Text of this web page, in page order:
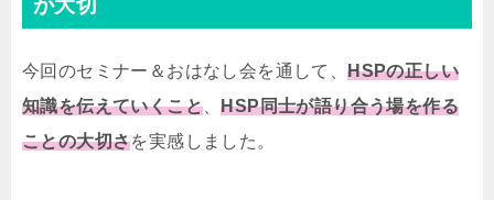
今回のセミナー＆おはなし会を通して、HSPの正しい
知識を伝えていくこと 、HSP同士が語り合う場を作る
ことの大切さを実感しました。